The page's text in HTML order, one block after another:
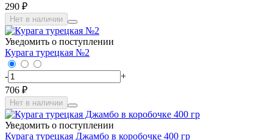
290 ₽
Нет в наличии
Уведомить о поступлении
Курага турецкая №2
-
+
706 ₽
Нет в наличии
Уведомить о поступлении
Курага турецкая Джамбо в коробочке 400 гр